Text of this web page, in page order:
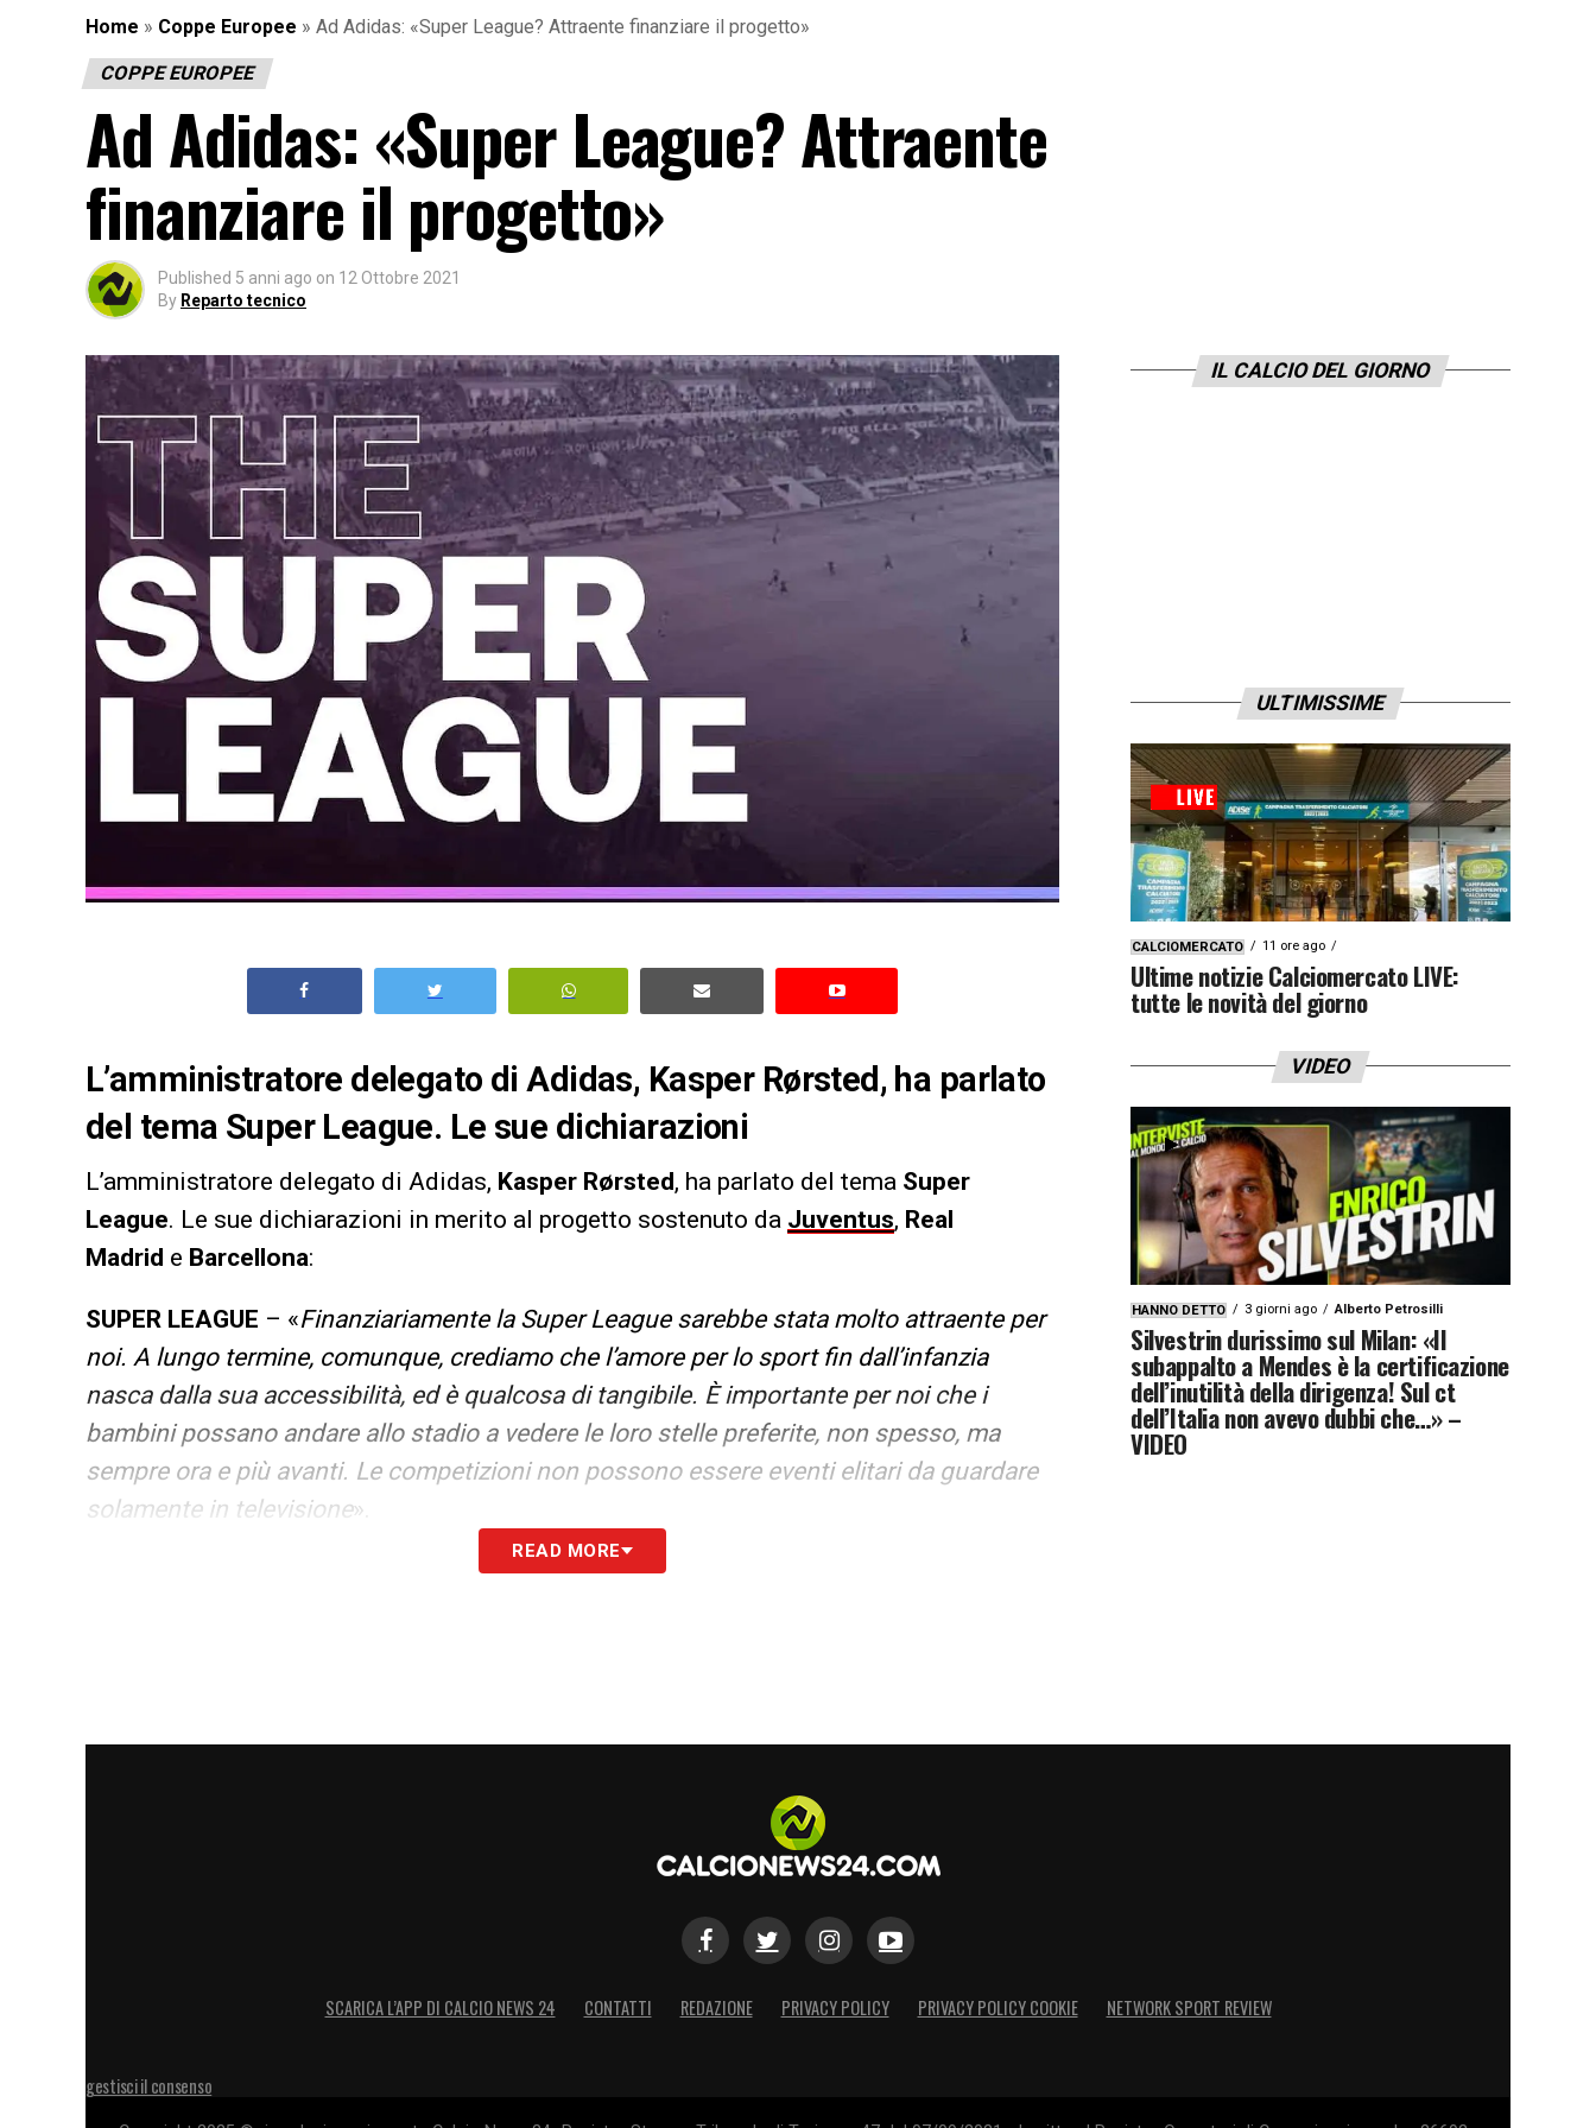
Home » Coppe Europee » Ad Adidas: «Super League? Attraente finanziare il progetto»
COPPE EUROPEE
Ad Adidas: «Super League? Attraente
finanziare il progetto»
Published 5 anni ago on 12 Ottobre 2021
By Reparto tecnico
L’amministratore delegato di Adidas, Kasper Rørsted, ha parlato
del tema Super League. Le sue dichiarazioni
L’amministratore delegato di Adidas, Kasper Rørsted, ha parlato del tema Super
League. Le sue dichiarazioni in merito al progetto sostenuto da Juventus, Real
Madrid e Barcellona:
SUPER LEAGUE – «Finanziariamente la Super League sarebbe stata molto attraente per
noi. A lungo termine, comunque, crediamo che l’amore per lo sport fin dall’infanzia
nasca dalla sua accessibilità, ed è qualcosa di tangibile. È importante per noi che i
bambini possano andare allo stadio a vedere le loro stelle preferite, non spesso, ma
sempre ora e più avanti. Le competizioni non possono essere eventi elitari da guardare
solamente in televisione».
LA PLAYLIST DELLE NOSTRE TOP NEWS
READ MORE
IL CALCIO DEL GIORNO
ULTIMISSIME
CALCIOMERCATO 11 ore ago
Ultime notizie Calciomercato LIVE:
tutte le novità del giorno
VIDEO
HANNO DETTO 3 giorni ago Alberto Petrosilli
Silvestrin durissimo sul Milan: «Il
subappalto a Mendes è la certificazione
dell’inutilità della dirigenza! Sul ct
dell’Italia non avevo dubbi che…» –
VIDEO
SCARICA L’APP DI CALCIO NEWS 24 CONTATTI REDAZIONE PRIVACY POLICY PRIVACY POLICY COOKIE NETWORK SPORT REVIEW
gestisci il consenso